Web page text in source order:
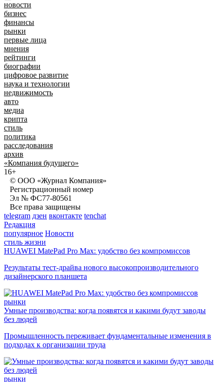
новости
бизнес
финансы
рынки
первые лица
мнения
рейтинги
биографии
цифровое развитие
наука и технологии
недвижимость
авто
медиа
крипта
стиль
политика
расследования
архив
«Компания будущего»
16+
© ООО «Журнал Компания»
Регистрационный номер
Эл № ФС77-80561
Все права защищены
telegram дзен вконтакте tenchat
Редакция
популярное Новости
стиль жизни
HUAWEI MatePad Pro Max: удобство без компромиссов
Результаты тест-драйва нового высокопроизводительного
дизайнерского планшета
рынки
Умные производства: когда появятся и какими будут заводы
без людей
Промышленность переживает фундаментальные изменения в
подходах к организации труда
рынки